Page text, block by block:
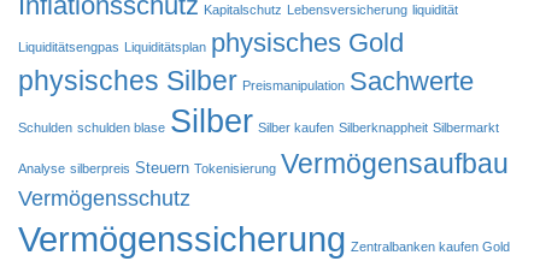
Kapitalschutz Lebensversicherung liquidität
Liquiditätsengpas Liquiditätsplan physisches Gold
physisches Silber Preismanipulation Sachwerte
Schulden schulden blase Silber Silber kaufen Silberknappheit Silbermarkt
Analyse silberpreis Steuern Tokenisierung Vermögensaufbau
Vermögensschutz
Vermögenssicherung Zentralbanken kaufen Gold